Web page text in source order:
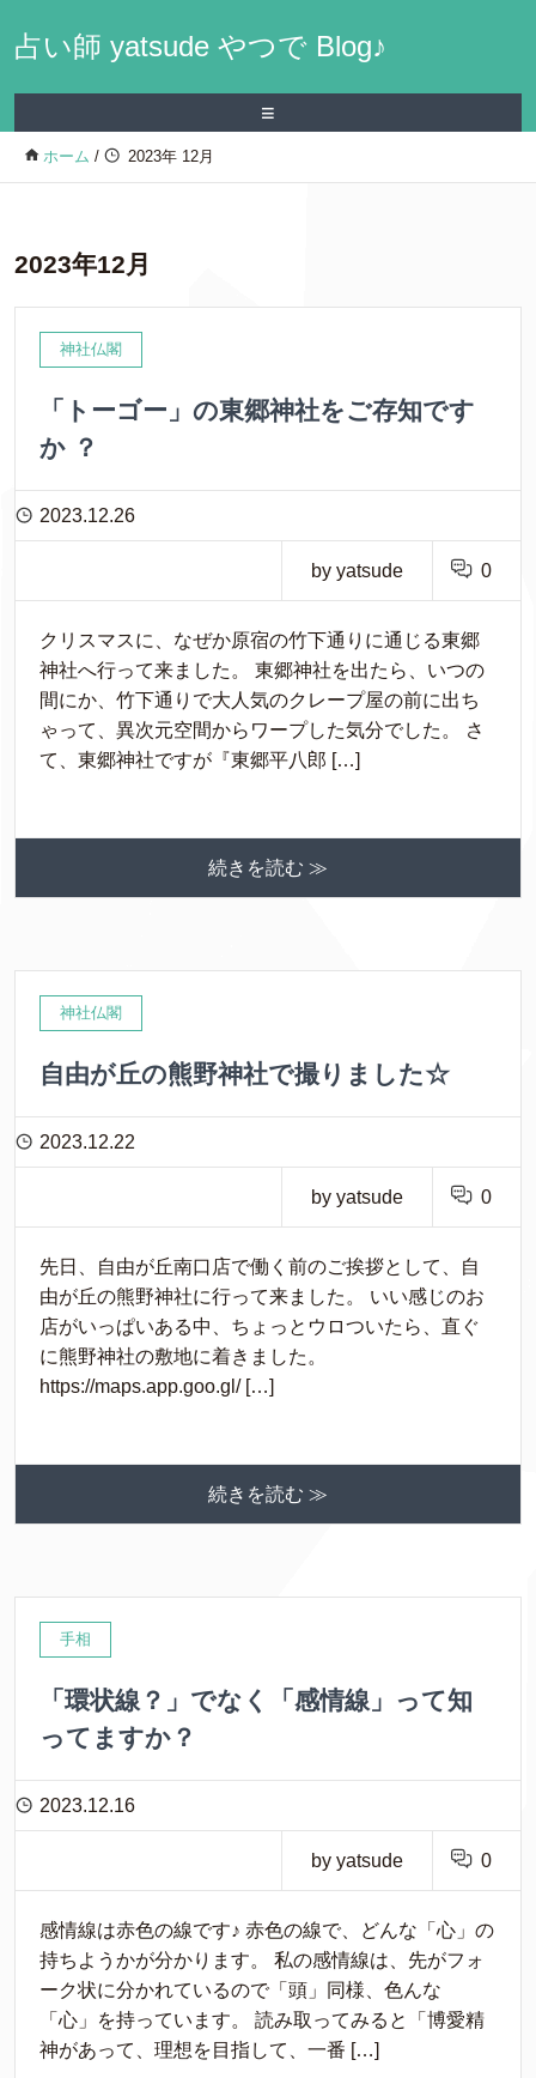
占い師 yatsude やつで Blog♪
≡
ホーム / 2023年 12月
2023年12月
神社仏閣
「トーゴー」の東郷神社をご存知です
か ？
2023.12.26
by yatsude 0
クリスマスに、なぜか原宿の竹下通りに通じる東郷
神社へ行って来ました。 東郷神社を出たら、いつの
間にか、竹下通りで大人気のクレープ屋の前に出ち
ゃって、異次元空間からワープした気分でした。 さ
て、東郷神社ですが『東郷平八郎 […]
続きを読む ≫
神社仏閣
自由が丘の熊野神社で撮りました☆
2023.12.22
by yatsude 0
先日、自由が丘南口店で働く前のご挨拶として、自
由が丘の熊野神社に行って来ました。 いい感じのお
店がいっぱいある中、ちょっとウロついたら、直ぐ
に熊野神社の敷地に着きました。
https://maps.app.goo.gl/ […]
続きを読む ≫
手相
「環状線？」でなく「感情線」って知
ってますか？
2023.12.16
by yatsude 0
感情線は赤色の線です♪ 赤色の線で、どんな「心」の
持ちようかが分かります。 私の感情線は、先がフォ
ーク状に分かれているので「頭」同様、色んな
「心」を持っています。 読み取ってみると「博愛精
神があって、理想を目指して、一番 […]